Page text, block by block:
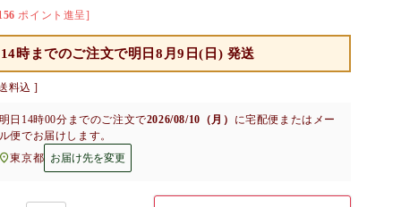
ポイント進呈]
14時までのご注文で明日8月9日(日) 発送
料込
日 14時00分 までのご注文で2026/08/10（月） に宅配便またはメー
便でお届けします。
東京都 お届け先を変更